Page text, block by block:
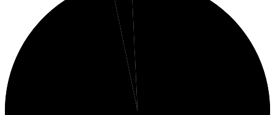
2%
Protein
1%